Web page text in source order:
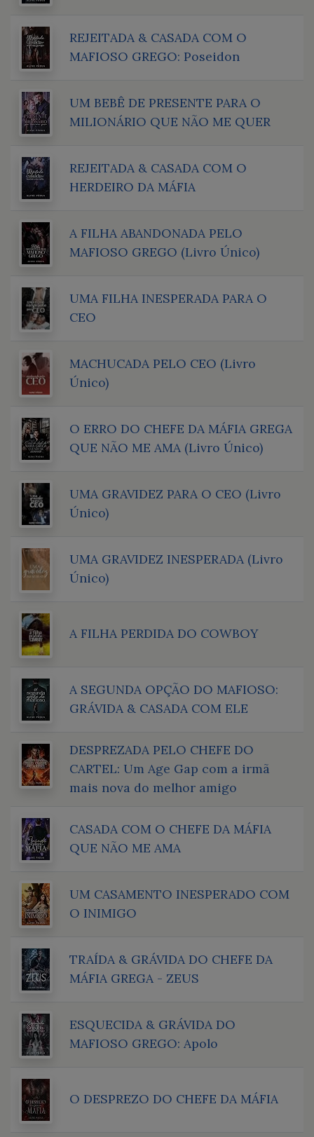
REJEITADA & CASADA COM O
MAFIOSO GREGO: Poseidon
UM BEBÊ DE PRESENTE PARA O
MILIONÁRIO QUE NÃO ME QUER
REJEITADA & CASADA COM O
HERDEIRO DA MÁFIA
A FILHA ABANDONADA PELO
MAFIOSO GREGO (Livro Único)
UMA FILHA INESPERADA PARA O
CEO
MACHUCADA PELO CEO (Livro
Único)
O ERRO DO CHEFE DA MÁFIA GREGA
QUE NÃO ME AMA (Livro Único)
UMA GRAVIDEZ PARA O CEO (Livro
Único)
UMA GRAVIDEZ INESPERADA (Livro
Único)
A FILHA PERDIDA DO COWBOY
A SEGUNDA OPÇÃO DO MAFIOSO:
GRÁVIDA & CASADA COM ELE
DESPREZADA PELO CHEFE DO
CARTEL: Um Age Gap com a irmã
mais nova do melhor amigo
CASADA COM O CHEFE DA MÁFIA
QUE NÃO ME AMA
UM CASAMENTO INESPERADO COM
O INIMIGO
TRAÍDA & GRÁVIDA DO CHEFE DA
MÁFIA GREGA - ZEUS
ESQUECIDA & GRÁVIDA DO
MAFIOSO GREGO: Apolo
O DESPREZO DO CHEFE DA MÁFIA